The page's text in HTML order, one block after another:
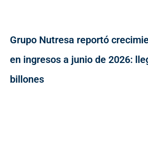
Grupo Nutresa reportó
en ingresos a junio de 2026:
billones